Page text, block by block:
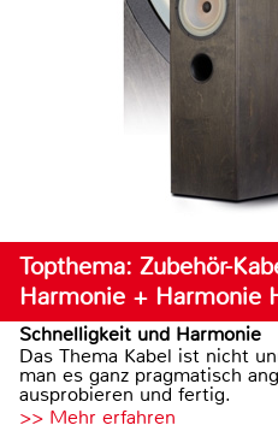
Topthema: Zubehör-
Harmonie + Harmonie
Schnelligkeit und Harmonie
Das Thema Kabel ist nicht
man es ganz pragmatisch
ausprobieren und fertig.
>> Mehr erfahren